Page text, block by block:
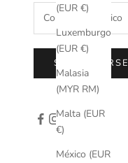
(EUR €)
Luxemburgo
(EUR €)
Malasia
(MYR RM)
Malta (EUR
€)
México (EUR
SUSCRIBIRSE